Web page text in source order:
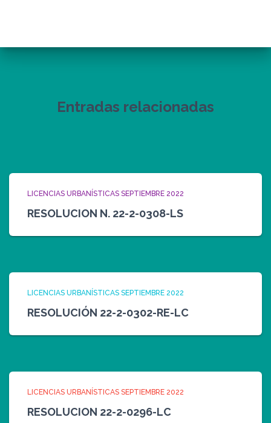
Entradas relacionadas
LICENCIAS URBANÍSTICAS SEPTIEMBRE 2022
RESOLUCION N. 22-2-0308-LS
LICENCIAS URBANÍSTICAS SEPTIEMBRE 2022
RESOLUCIÓN 22-2-0302-RE-LC
LICENCIAS URBANÍSTICAS SEPTIEMBRE 2022
RESOLUCION 22-2-0296-LC